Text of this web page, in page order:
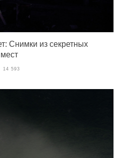
Снимки из секретных
мест
14 593